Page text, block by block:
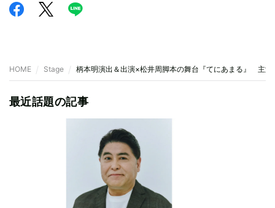
HOME Stage 柄本明演出＆出演×松井周脚本の舞台『てにあまる』 主演
最近話題の記事